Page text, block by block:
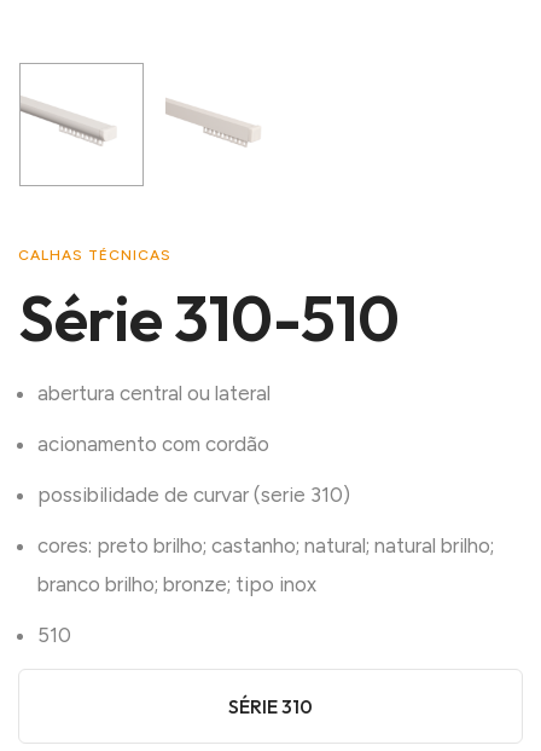
CALHAS TÉCNICAS
Série 310-510
abertura central ou lateral
acionamento com cordão
possibilidade de curvar (serie 310)
cores: preto brilho; castanho; natural; natural brilho;
branco brilho; bronze; tipo inox
510
SÉRIE 310